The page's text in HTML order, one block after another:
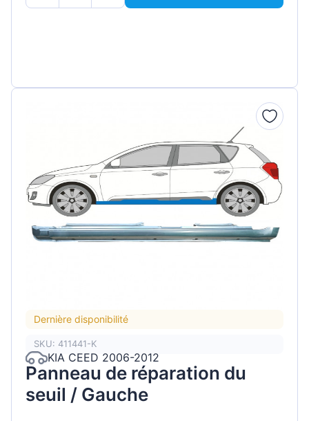
Dernière disponibilité
SKU: 411441-K
KIA CEED 2006-2012
Panneau de réparation du
seuil / Gauche